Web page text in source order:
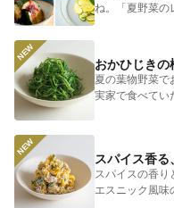
ね。「夏野菜の
します。 そ...
おかひじきの
夏の葉物野菜で
実家で食べてい
スパイス香
スパイスの香り
エスニック風味